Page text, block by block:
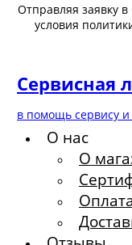
Отправляя заявку
условия
Сервисная
в помощь сервису и
О нас
О
Оплата